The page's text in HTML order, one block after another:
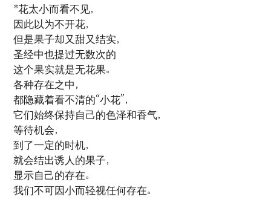
*花太小而看不见，
因此以为不开花，
但是果子却又甜又结实，
圣经中也提过无数次的
这个果实就是无花果。
各种存在之中，
都隐藏着看不清的“小花”，
它们始终保持自己的色泽和香气，
等待机会，
到了一定的时机，
就会结出诱人的果子，
显示自己的存在。
我们不可因小而轻视任何存在。